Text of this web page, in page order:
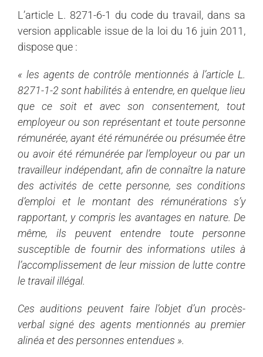
L’article L. 8271-6-1 du code du travail, dans sa
version applicable issue de la loi du 16 juin 2011,
dispose que :
« les agents de contrôle mentionnés à l’article L.
8271-1-2 sont habilités à entendre, en quelque lieu
que ce soit et avec son consentement, tout
employeur ou son représentant et toute personne
rémunérée, ayant été rémunérée ou présumée être
ou avoir été rémunérée par l’employeur ou par un
travailleur indépendant, afin de connaître la nature
des activités de cette personne, ses conditions
d’emploi et le montant des rémunérations s’y
rapportant, y compris les avantages en nature. De
même, ils peuvent entendre toute personne
susceptible de fournir des informations utiles à
l’accomplissement de leur mission de lutte contre
le travail illégal.
Ces auditions peuvent faire l’objet d’un procès-
verbal signé des agents mentionnés au premier
alinéa et des personnes entendues ».